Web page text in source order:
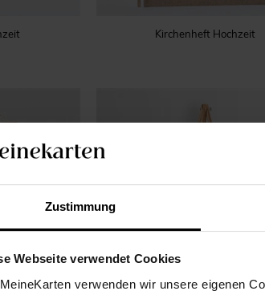
Zustimmung
Webseite verwendet Cookies
verwenden wir unsere eigenen
Kirchenheft Hochzeit